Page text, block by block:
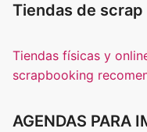
Tiendas de scrap
Tiendas físicas y
scrapbooking
AGENDAS PARA